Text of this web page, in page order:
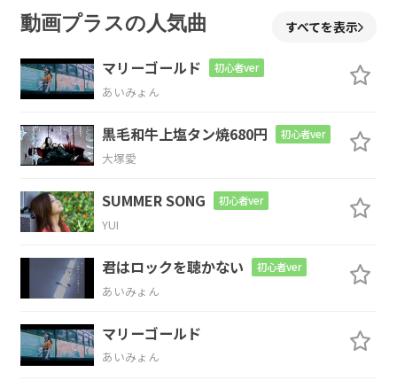
Am7 Bm7 C Daug
G
ちいさな足で
Dm7
歩いていた道沿い
C
ハンドルを握
あそこのため
E7
Am7
動画プラスの人気曲 すべてを表示
マリーゴールド 初心者ver
あいみょん
黒毛和牛上塩タン焼680円 初心者ver
大塚愛
SUMMER SONG 初心者ver
YUI
君はロックを聴かない 初心者ver
あいみょん
マリーゴールド
あいみょん